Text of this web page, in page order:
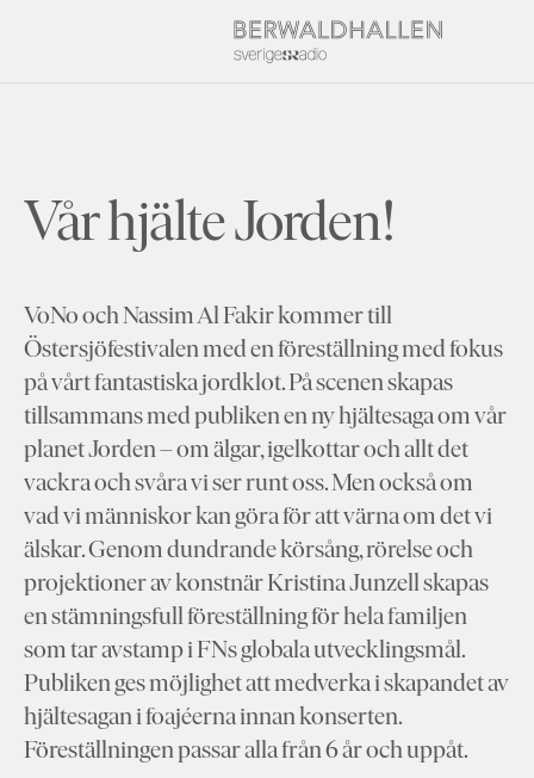
Vår hjälte Jorden!
VoNo och Nassim Al Fakir kommer till
Östersjöfestivalen med en föreställning med fokus
på vårt fantastiska jordklot. På scenen skapas
tillsammans med publiken en ny hjältesaga om vår
planet Jorden – om älgar, igelkottar och allt det
vackra och svåra vi ser runt oss. Men också om
vad vi människor kan göra för att värna om det vi
älskar. Genom dundrande körsång, rörelse och
projektioner av konstnär Kristina Junzell skapas
en stämningsfull föreställning för hela familjen
som tar avstamp i FNs globala utvecklingsmål.
Publiken ges möjlighet att medverka i skapandet av
hjältesagan i foajéerna innan konserten.
Föreställningen passar alla från 6 år och uppåt.